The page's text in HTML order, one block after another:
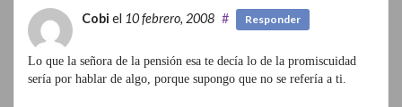
Cobi el 10 febrero, 2008 # Responder
Lo que la señora de la pensión esa te decía lo de la promiscuidad
sería por hablar de algo, porque supongo que no se refería a ti.